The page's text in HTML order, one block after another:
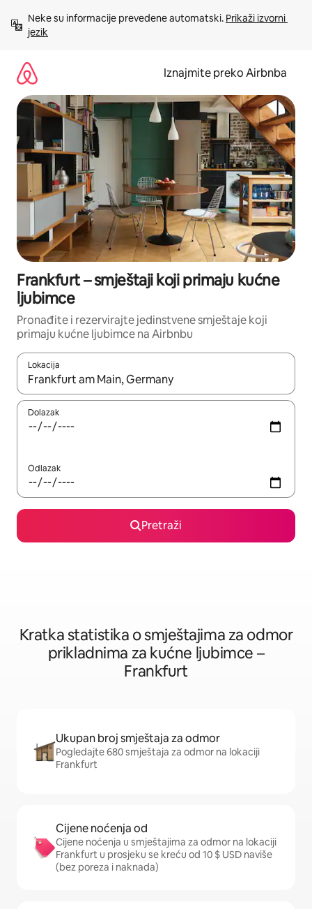
sadržaj
Neke su informacije prevedene automatski. Prikaži izvorni
jezik
Iznajmite preko Airbnba
Frankfurt – smještaji koji primaju kućne
ljubimce
Pronađite i rezervirajte jedinstvene smještaje koji
primaju kućne ljubimce na Airbnbu
Lokacija
Kada budu dostupni rezultati, moći ćete ih pregledati
Dolazak
Odlazak
Pretraži
Kratka statistika o smještajima za odmor
prikladnima za kućne ljubimce –
Frankfurt
Ukupan broj smještaja za odmor
Pogledajte 680 smještaja za odmor na lokaciji
Frankfurt
Cijene noćenja od
Cijene noćenja u smještajima za odmor na lokaciji
Frankfurt u prosjeku se kreću od 10 $ USD naviše
(bez poreza i naknada)